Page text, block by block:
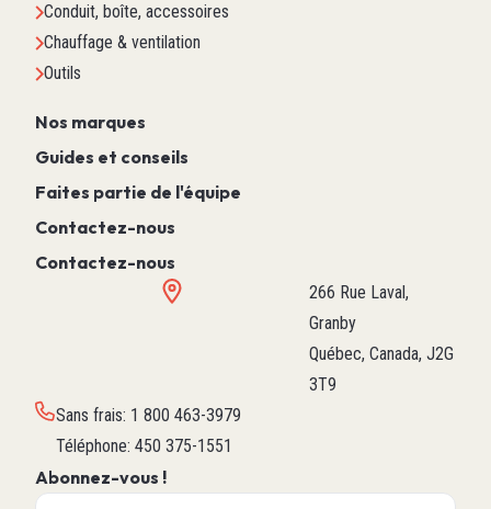
Conduit, boîte, accessoires
Chauffage & ventilation
Outils
Nos marques
Guides et conseils
Faites partie de l'équipe
Contactez-nous
Contactez-nous
266 Rue Laval,
Granby
Québec, Canada, J2G
3T9
Sans frais: 1 800 463-3979
Téléphone: 450 375-1551
Abonnez-vous !